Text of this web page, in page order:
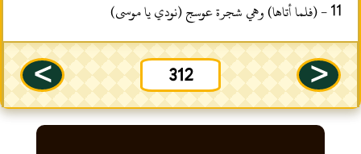
11 - (فلما أتاها) وهي شجرة عوسج (نودي يا موسى)
--
<
312
>